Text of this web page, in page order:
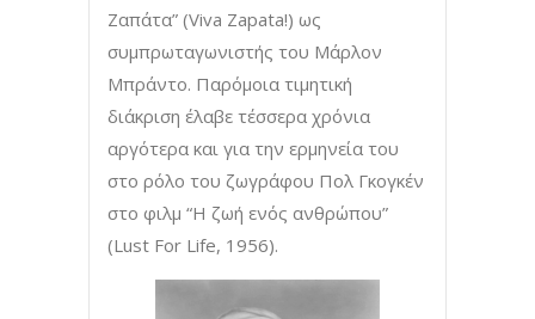
Ζαπάτα” (Viva Zapata!) ως
συμπρωταγωνιστής του Μάρλον
Μπράντο. Παρόμοια τιμητική
διάκριση έλαβε τέσσερα χρόνια
αργότερα και για την ερμηνεία του
στο ρόλο του ζωγράφου Πολ Γκογκέν
στο φιλμ “Η ζωή ενός ανθρώπου”
(Lust For Life, 1956).